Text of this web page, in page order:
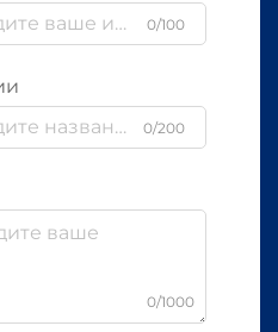
0/100
0/200
0/1000